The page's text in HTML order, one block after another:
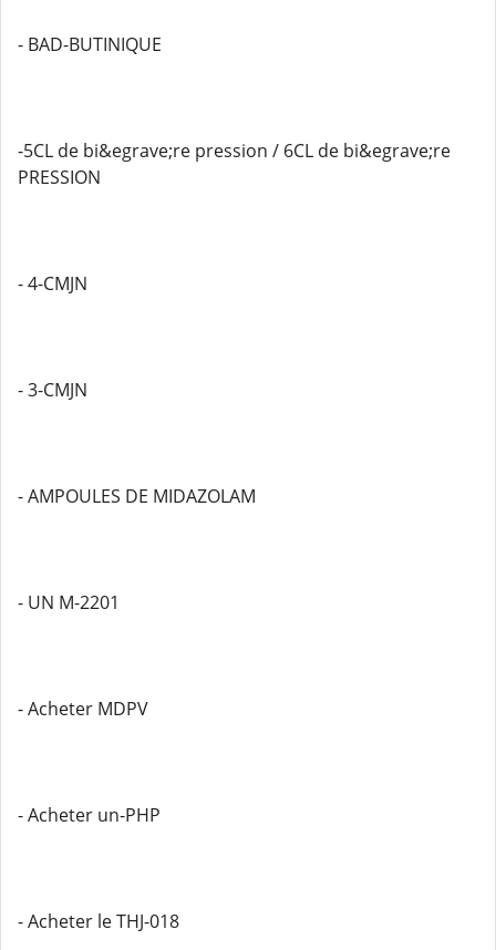
- BAD-BUTINIQUE
-5CL de bi&egrave;re pression / 6CL de bi&egrave;re
PRESSION
- 4-CMJN
- 3-CMJN
- AMPOULES DE MIDAZOLAM
- UN M-2201
- Acheter MDPV
- Acheter un-PHP
- Acheter le THJ-018